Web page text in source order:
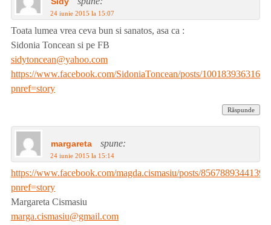
24 iunie 2015 la 15:07
Toata lumea vrea ceva bun si sanatos, asa ca :
Sidonia Toncean si pe FB
sidytoncean@yahoo.com
https://www.facebook.com/SidoniaToncean/posts/
pnref=story
Răspunde
margareta spune:
24 iunie 2015 la 15:14
https://www.facebook.com/magda.cismasiu/posts/
pnref=story
Margareta Cismasiu
marga.cismasiu@gmail.com